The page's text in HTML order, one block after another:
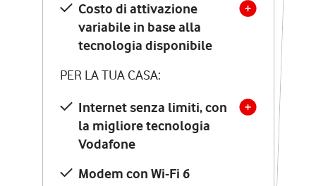
Costo di attivazione
variabile in base alla
tecnologia disponibile
PER LA TUA CASA:
Internet senza limiti, con
la migliore tecnologia
Vodafone
Modem con Wi-Fi 6
Costo di attivazione
variabile in base alla
tecnologia disponibile
PER LA TUA CASA:
Internet senza limiti, con
la migliore tecnologia
Vodafone
Modem Seven con Wi-Fi 7
Chiamate illimitate verso
numeri fissi e mobili